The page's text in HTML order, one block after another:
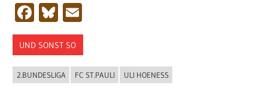
Facebook
Bluesky
UND SONST SO
2.BUNDESLIGA FC ST.PAULI ULI HOENESS